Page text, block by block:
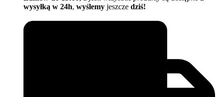
wysyłką w 24h, wyślemy jeszcze dziś!